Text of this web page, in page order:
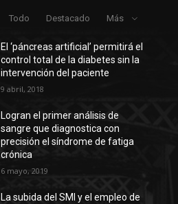
Todo Destacado Más
El ‘páncreas artificial’ permitirá el
control total de la diabetes sin la
intervención del paciente
9 abril, 2018
Logran el primer análisis de
sangre que diagnostica con
precisión el síndrome de fatiga
crónica
6 mayo, 2019
La subida del SMI y el empleo de